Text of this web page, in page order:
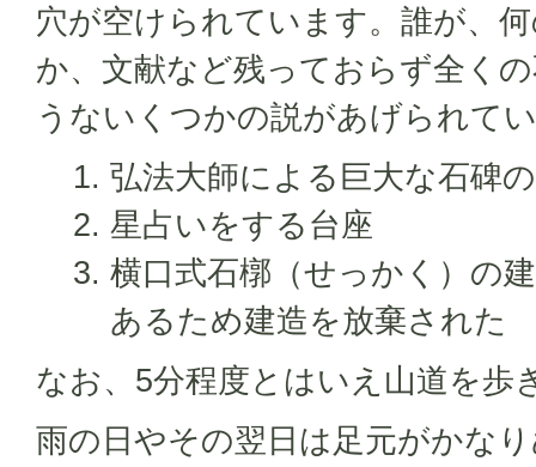
穴が空けられています。誰が、
か、文献など残っておらず全く
うないくつかの説があげられて
弘法大師による巨大な石碑
星占いをする台座
横口式石槨（せっかく）の
あるため建造を放棄された
なお、5分程度とはいえ山道を歩
雨の日やその翌日は足元がかな